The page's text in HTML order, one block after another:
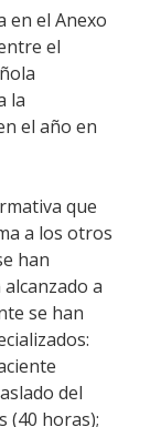
en el Anexo
el
la
el año en
que
a los otros
han
a
se han
del
(40 horas);